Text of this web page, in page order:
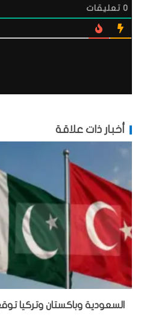
0 تعليقات
أخبار ذات علاقة
السعودية وباكستان وتركيا